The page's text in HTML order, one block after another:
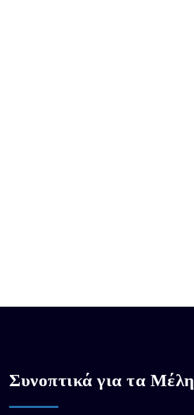
Συνοπτικά για τα Μέλη